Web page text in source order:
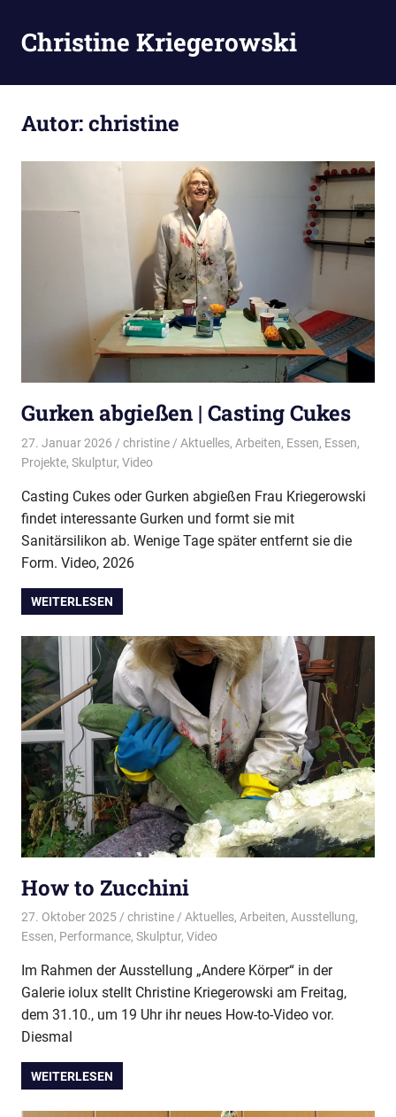
Inhalt
springen
Christine Kriegerowski
Autor:christine
Gurken abgießen | Casting Cukes
27. Januar 2026 christine Aktuelles, Arbeiten, Essen, Essen,
Projekte, Skulptur, Video
Casting Cukes oder Gurken abgießen Frau Kriegerowski
findet interessante Gurken und formt sie mit
Sanitärsilikon ab. Wenige Tage später entfernt sie die
Form. Video, 2026
WEITERLESEN
How to Zucchini
27. Oktober 2025 christine Aktuelles, Arbeiten, Ausstellung,
Essen, Performance, Skulptur, Video
Im Rahmen der Ausstellung „Andere Körper“ in der
Galerie iolux stellt Christine Kriegerowski am Freitag,
dem 31.10., um 19 Uhr ihr neues How-to-Video vor.
Diesmal
WEITERLESEN